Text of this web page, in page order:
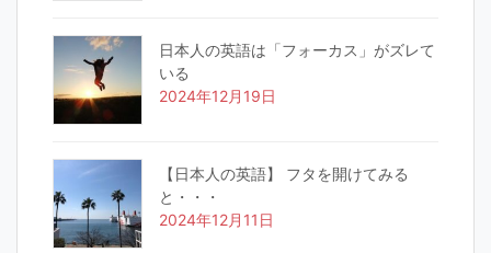
日本人の英語は「フォーカス」がズレて
いる
2024年12月19日
【日本人の英語】 フタを開けてみる
と・・・
2024年12月11日